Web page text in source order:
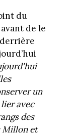
du
de le
un
avec
des
Millon et